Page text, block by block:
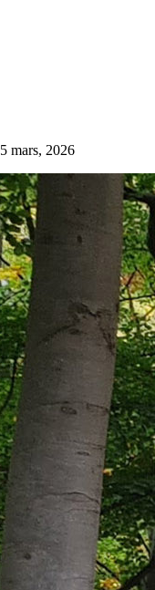
5 mars, 2026